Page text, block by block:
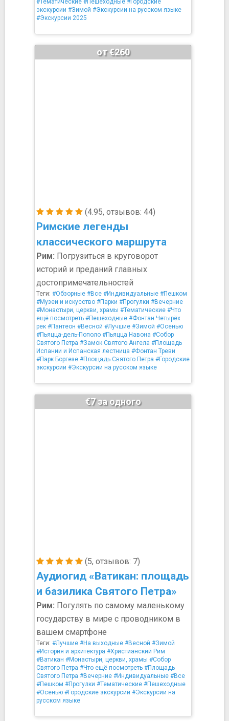
#Тематические #Пешеходные #Городские
экскурсии #Зимой #Экскурсии на русском языке
#Экскурсии 2025
(4.95, отзывов: 44)
Римские легенды
классического маршрута
от €260
Рим: Погрузиться в круговорот
историй и преданий главных
достопримечательностей
Теги: #Обзорные #Все #Индивидуальные #Пешком
#Музеи и искусство #Парки #Прогулки #Вечерние
#Монастыри, церкви, храмы #Тематические #Что
ещё посмотреть #Пешеходные #Фонтан Четырёх
рек #Пантеон #Весной #Лучшие #Зимой #Осенью
#Пьяцца-дель-Пополо #Пьяцца Навона #Собор
Святого Петра #Замок Святого Ангела #Площадь
Испании и Испанская лестница #Фонтан Треви
#Парк Боргезе #Площадь Святого Петра #Городские
экскурсии #Экскурсии на русском языке
(5, отзывов: 7)
Аудиогид «Ватикан: площадь
и базилика Святого Петра»
€7 за одного
Рим: Погулять по самому маленькому
государству в мире с проводником в
вашем смартфоне
Теги: #Лучшие #На выходные #Весной #Зимой
#История и архитектура #Христианский Рим
#Ватикан #Монастыри, церкви, храмы #Собор
Святого Петра #Что ещё посмотреть #Площадь
Святого Петра #Вечерние #Индивидуальные #Все
#Пешком #Прогулки #Тематические #Пешеходные
#Осенью #Городские экскурсии #Экскурсии на
русском языке